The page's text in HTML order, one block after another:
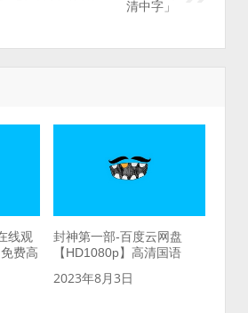
清中字」
线观
费高
封神第一部-百度云网盘
【HD1080p】高清国语
2023年8月3日